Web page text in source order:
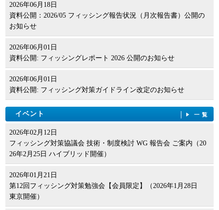
2026年06月18日
資料公開：2026/05 フィッシング報告状況（月次報告書）公開の
お知らせ
2026年06月01日
資料公開: フィッシングレポート 2026 公開のお知らせ
2026年06月01日
資料公開: フィッシング対策ガイドライン改定のお知らせ
イベント 一覧
2026年02月12日
フィッシング対策協議会 技術・制度検討 WG 報告会 ご案内（20
26年2月25日 ハイブリッド開催）
2026年01月21日
第12回フィッシング対策勉強会【会員限定】（2026年1月28日
東京開催）